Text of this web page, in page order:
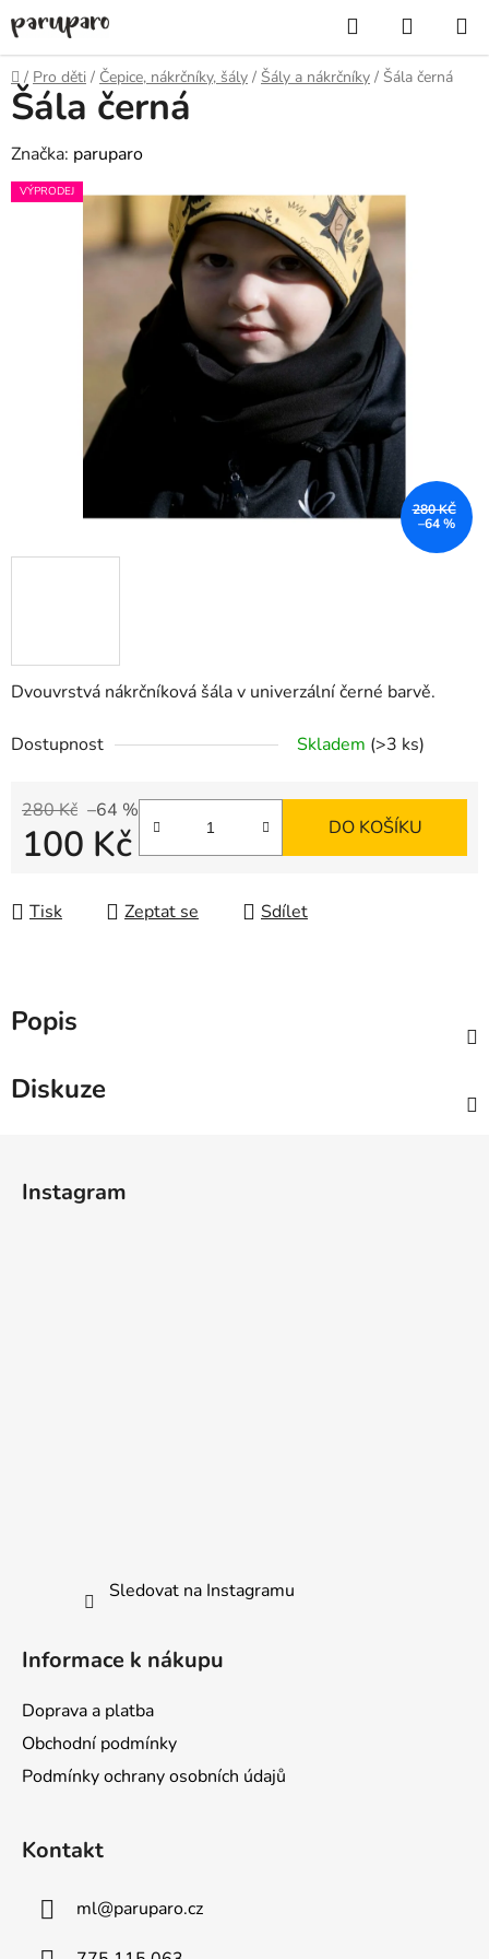
na
obsah
Hledat
KOŠÍK
Domů
/ Pro děti / Čepice, nákrčníky, šály / Šály a nákrčníky / Šála černá
Dvouvrstvá nákrčníková šála v univerzální černé barvě.
Dostupnost Skladem (>3 ks)
280 Kč –64 %
100 Kč DO KOŠÍKU
Tisk Zeptat se Sdílet
Šála černá
Značka: paruparo
VÝPRODEJ
280 KČ
–64 %
Popis
Diskuze
Instagram
Sledovat na Instagramu
Informace k nákupu
Doprava a platba
Obchodní podmínky
Podmínky ochrany osobních údajů
Kontakt
ml@paruparo.cz